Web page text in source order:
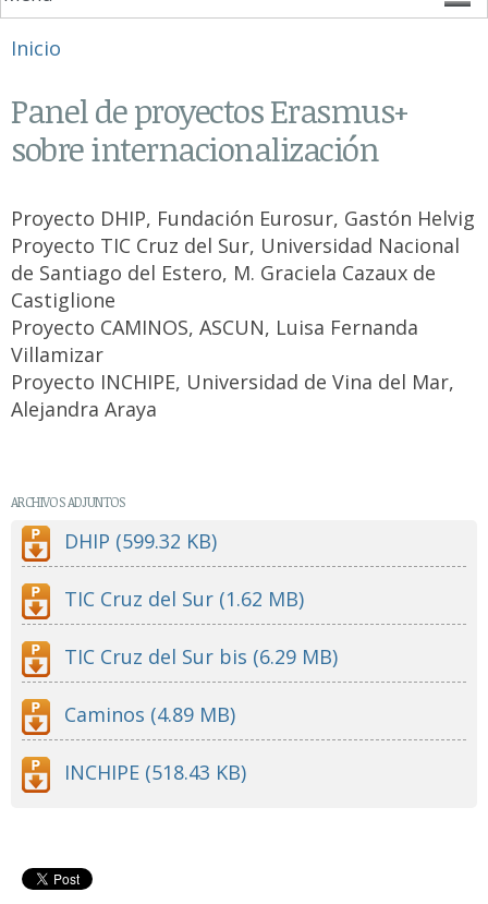
Se encuentra usted aquí
Inicio
Panel de proyectos Erasmus+
sobre internacionalización
Proyecto DHIP, Fundación Eurosur, Gastón Helvig
Proyecto TIC Cruz del Sur, Universidad Nacional
de Santiago del Estero, M. Graciela Cazaux de
Castiglione
Proyecto CAMINOS, ASCUN, Luisa Fernanda
Villamizar
Proyecto INCHIPE, Universidad de Vina del Mar,
Alejandra Araya
ARCHIVOS ADJUNTOS
DHIP (599.32 KB)
TIC Cruz del Sur (1.62 MB)
TIC Cruz del Sur bis (6.29 MB)
Caminos (4.89 MB)
INCHIPE (518.43 KB)